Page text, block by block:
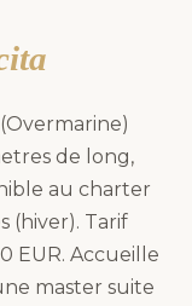
de long,
au charter
(hiver). Tarif
EUR. Accueille
master suite